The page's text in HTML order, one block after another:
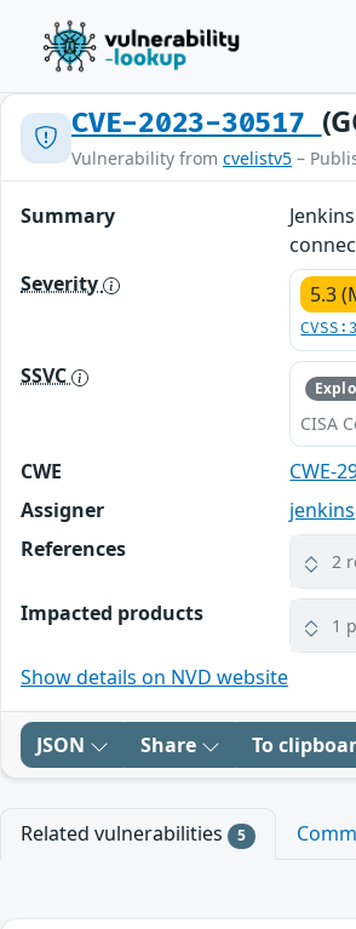
CVE-2023-30517
Vulnerability from cvelistv5 –
Summary
Severity
5.3
SSVC
CISA
CWE CWE-
Assigner
jenkins
References
2
Impacted products 1
Show details on NVD website
JSON Share To
Related vulnerabilities 5